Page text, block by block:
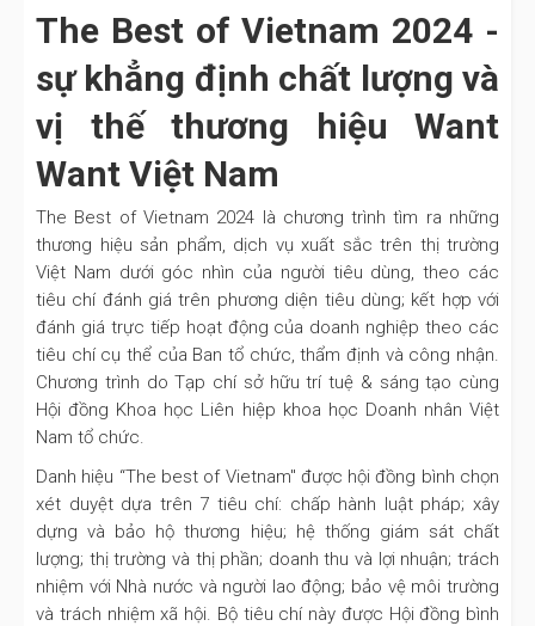
The Best of Vietnam 2024 -
sự khẳng định chất lượng và
vị thế thương hiệu Want
Want Việt Nam
The Best of Vietnam 2024 là chương trình tìm ra những
thương hiệu sản phẩm, dịch vụ xuất sắc trên thị trường
Việt Nam dưới góc nhìn của người tiêu dùng, theo các
tiêu chí đánh giá trên phương diện tiêu dùng; kết hợp với
đánh giá trực tiếp hoạt động của doanh nghiệp theo các
tiêu chí cụ thể của Ban tổ chức, thẩm định và công nhận.
Chương trình do Tạp chí sở hữu trí tuệ & sáng tạo cùng
Hội đồng Khoa học Liên hiệp khoa học Doanh nhân Việt
Nam tổ chức.
Danh hiệu “The best of Vietnam" được hội đồng bình chọn
xét duyệt dựa trên 7 tiêu chí: chấp hành luật pháp; xây
dựng và bảo hộ thương hiệu; hệ thống giám sát chất
lượng; thị trường và thị phần; doanh thu và lợi nhuận; trách
nhiệm với Nhà nước và người lao động; bảo vệ môi trường
và trách nhiệm xã hội. Bộ tiêu chí này được Hội đồng bình